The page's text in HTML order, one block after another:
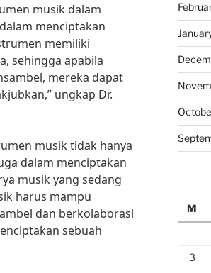
musik dalam
menciptakan
memiliki
sehingga apabila
mereka dapat
ungkap Dr.
musik tidak hanya
dalam menciptakan
musik yang sedang
harus mampu
dan berkolaborasi
sebuah
M
3